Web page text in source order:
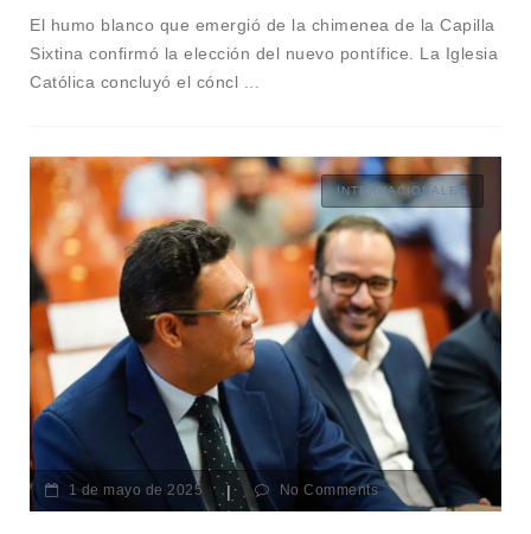
El humo blanco que emergió de la chimenea de la Capilla
Sixtina confirmó la elección del nuevo pontífice. La Iglesia
Católica concluyó el cóncl
INTERNACIONALES
1 de mayo de 2025 | No Comments